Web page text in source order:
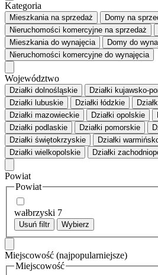
Kategoria
Mieszkaniana sprzedaż Domy na
Nieruchomości komercyjne na sprzedaż
Mieszkaniado wynajęcia Domy do
Nieruchomości komercyjne do wynajęcia
Województwo
Działki dolnośląskie Działki kujawsko-
Działki lubuskie
Działki łódzkie
Działki mazowieckie
Działki opolskie
Działki podlaskie
Działki pomorskie
Działki świętokrzyskie
Działki
Działki wielkopolskie
Działki
Powiat
Powiat
wałbrzyski 7
Usuń filtr Wybierz
Miejscowość (najpopularniejsze)
Miejscowość